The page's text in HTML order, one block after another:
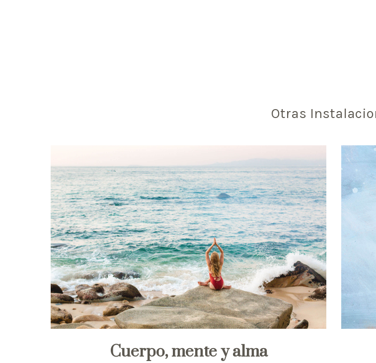
Otras
Cuerpo, mente y alma